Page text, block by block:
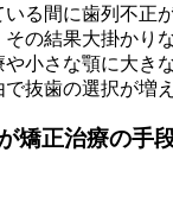
る間に歯列不正
の結果大掛かり
小さな顎に大き
抜歯の選択が増
矯正治療の手